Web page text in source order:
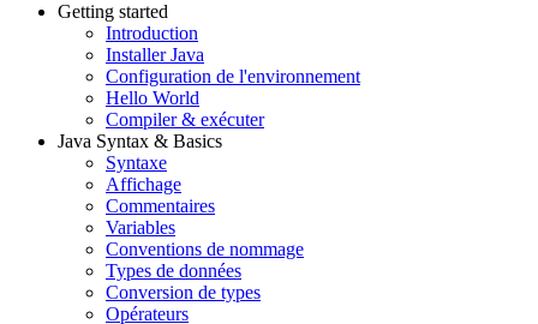
Getting started
Introduction
Installer Java
Configuration de l'environnement
Hello World
Compiler & exécuter
Java Syntax & Basics
Syntaxe
Affichage
Commentaires
Variables
Conventions de nommage
Types de données
Conversion de types
Opérateurs